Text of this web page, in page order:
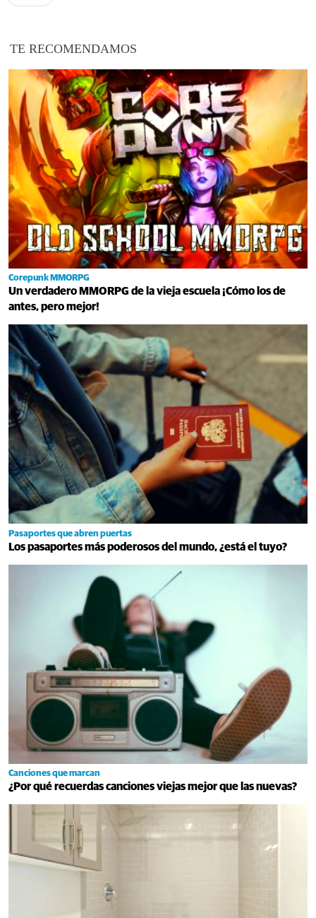
TE RECOMENDAMOS
Corepunk MMORPG
Un verdadero MMORPG de la vieja escuela ¡Cómo los de
antes, pero mejor!
Pasaportes que abren puertas
Los pasaportes más poderosos del mundo, ¿está el tuyo?
Canciones que marcan
¿Por qué recuerdas canciones viejas mejor que las nuevas?